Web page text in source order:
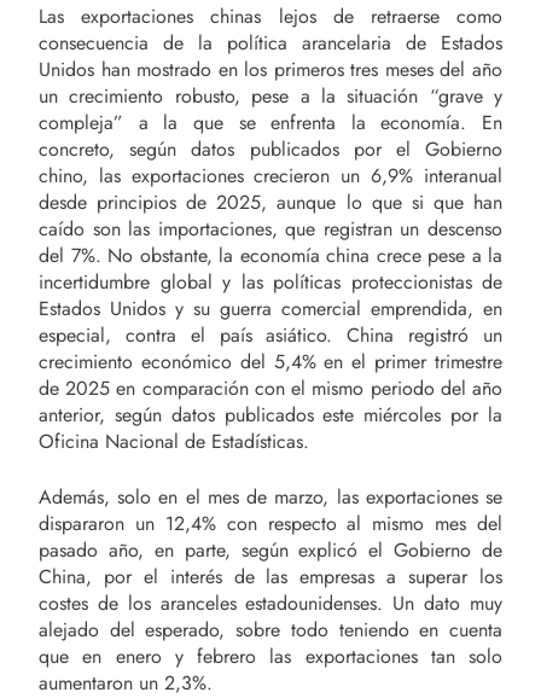
Las exportaciones chinas lejos de retraerse como
consecuencia de la política arancelaria de Estados
Unidos han mostrado en los primeros tres meses del año
un crecimiento robusto, pese a la situación “grave y
compleja” a la que se enfrenta la economía. En
concreto, según datos publicados por el Gobierno
chino, las exportaciones crecieron un 6,9% interanual
desde principios de 2025, aunque lo que si que han
caído son las importaciones, que registran un descenso
del 7%. No obstante, la economía china crece pese a la
incertidumbre global y las políticas proteccionistas de
Estados Unidos y su guerra comercial emprendida, en
especial, contra el país asiático. China registró un
crecimiento económico del 5,4% en el primer trimestre
de 2025 en comparación con el mismo periodo del año
anterior, según datos publicados este miércoles por la
Oficina Nacional de Estadísticas.
Además, solo en el mes de marzo, las exportaciones se
dispararon un 12,4% con respecto al mismo mes del
pasado año, en parte, según explicó el Gobierno de
China, por el interés de las empresas a superar los
costes de los aranceles estadounidenses. Un dato muy
alejado del esperado, sobre todo teniendo en cuenta
que en enero y febrero las exportaciones tan solo
aumentaron un 2,3%.